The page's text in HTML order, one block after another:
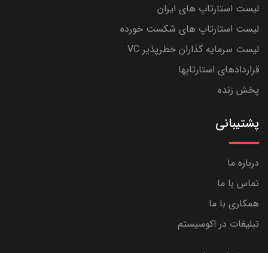
لیست استارتاپ های ایران
لیست استارتاپ های شکست خورده
لیست سرمایه گذاران خطرپذیر VC
قراردادهای استارتاپها
پخش زنده
پشتیبانی
درباره ما
تماس با ما
همکاری با ما
تبلیغات در اکوسیستم